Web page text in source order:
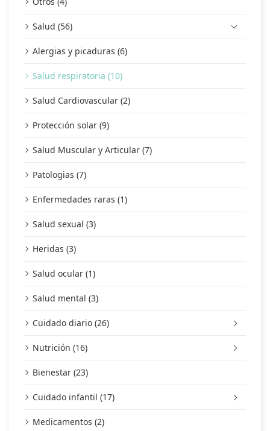
Salud (56)
Alergias y picaduras (6)
Salud respiratoria (10)
Salud Cardiovascular (2)
Protección solar (9)
Salud Muscular y Articular (7)
Patologias (7)
Enfermedades raras (1)
Salud sexual (3)
Heridas (3)
Salud ocular (1)
Salud mental (3)
Cuidado diario (26)
Nutrición (16)
Bienestar (23)
Cuidado infantil (17)
Medicamentos (2)